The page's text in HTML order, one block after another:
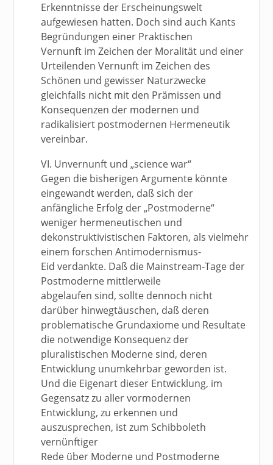
Erkenntnisse der Erscheinungswelt
aufgewiesen hatten. Doch sind auch Kants
Begründungen einer Praktischen
Vernunft im Zeichen der Moralität und einer
Urteilenden Vernunft im Zeichen des
Schönen und gewisser Naturzwecke
gleichfalls nicht mit den Prämissen und
Konsequenzen der modernen und
radikalisiert postmodernen Hermeneutik
vereinbar.
VI. Unvernunft und „science war“
Gegen die bisherigen Argumente könnte
eingewandt werden, daß sich der
anfängliche Erfolg der „Postmoderne“
weniger hermeneutischen und
dekonstruktivistischen Faktoren, als vielmehr
einem forschen Antimodernismus-
Eid verdankte. Daß die Mainstream-Tage der
Postmoderne mittlerweile
abgelaufen sind, sollte dennoch nicht
darüber hinwegtäuschen, daß deren
problematische Grundaxiome und Resultate
die notwendige Konsequenz der
pluralistischen Moderne sind, deren
Entwicklung unumkehrbar geworden ist.
Und die Eigenart dieser Entwicklung, im
Gegensatz zu aller vormodernen
Entwicklung, zu erkennen und
auszusprechen, ist zum Schibboleth
vernünftiger
Rede über Moderne und Postmoderne